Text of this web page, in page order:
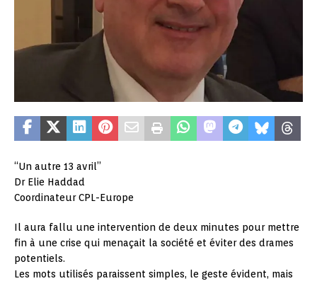
“Un autre 13 avril”
Dr Elie Haddad
Coordinateur CPL-Europe
Il aura fallu une intervention de deux minutes pour mettre
fin à une crise qui menaçait la société et éviter des drames
potentiels.
Les mots utilisés paraissent simples, le geste évident, mais